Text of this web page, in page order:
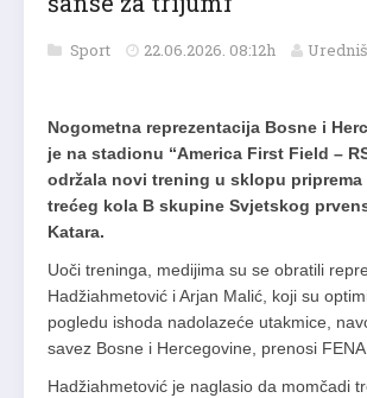
Sport 22.06.2026. 08:12h
Nogometna reprezentacija Bosne i
je na stadionu “America First Field –
održala novi trening u sklopu priprema
trećeg kola B skupine Svjetskog
Katara.
Uoči treninga, medijima su se obratili
Hadžiahmetović i Arjan Malić, koji su
pogledu ishoda nadolazeće utakmice,
savez Bosne i Hercegovine, prenosi FENA.
Hadžiahmetović je naglasio da momčadi